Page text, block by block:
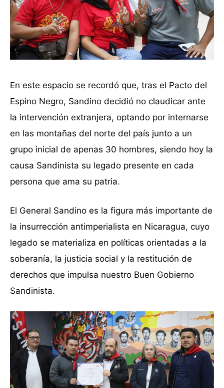
En este espacio se recordó que, tras el Pacto del
Espino Negro, Sandino decidió no claudicar ante
la intervención extranjera, optando por internarse
en las montañas del norte del país junto a un
grupo inicial de apenas 30 hombres, siendo hoy la
causa Sandinista su legado presente en cada
persona que ama su patria.
El General Sandino es la figura más importante de
la insurrección antimperialista en Nicaragua, cuyo
legado se materializa en políticas orientadas a la
soberanía, la justicia social y la restitución de
derechos que impulsa nuestro Buen Gobierno
Sandinista.